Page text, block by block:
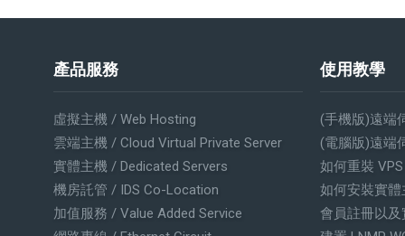
產品服務
虛擬主機 / Web Hosting
雲端主機 / Cloud Virtual Private Server
實體主機 / Dedicated Servers
機房託管 / IDS Co-Location
加值服務 / Value Added Service
使用教學
(手機版)遠端
(電腦版)遠端
如何重裝
如何安裝實體
會員註冊以